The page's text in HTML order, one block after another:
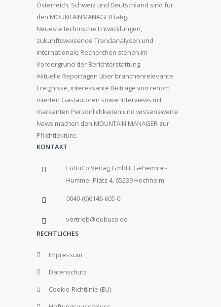
Österreich, Schweiz und Deutschland sind für
den MOUNTAINMANAGER tätig.
Neueste technische Entwicklungen,
zukunftsweisende Trendanalysen und
internationale Recherchen stehen im
Vordergrund der Berichterstattung.
Aktuelle Reportagen über branchenrelevante
Ereignisse, interessante Beiträge von renom
mierten Gastautoren sowie Interviews mit
markanten Persönlichkeiten und wissenswerte
News machen den MOUNTAIN MANAGER zur
Pflichtlektüre.
KONTAKT
EuBuCo Verlag GmbH, Geheimrat-
Hummel-Platz 4, 65239 Hochheim
0049-(0)6146-605-0
vertrieb@eubuco.de
RECHTLICHES
Impressum
Datenschutz
Cookie-Richtlinie (EU)